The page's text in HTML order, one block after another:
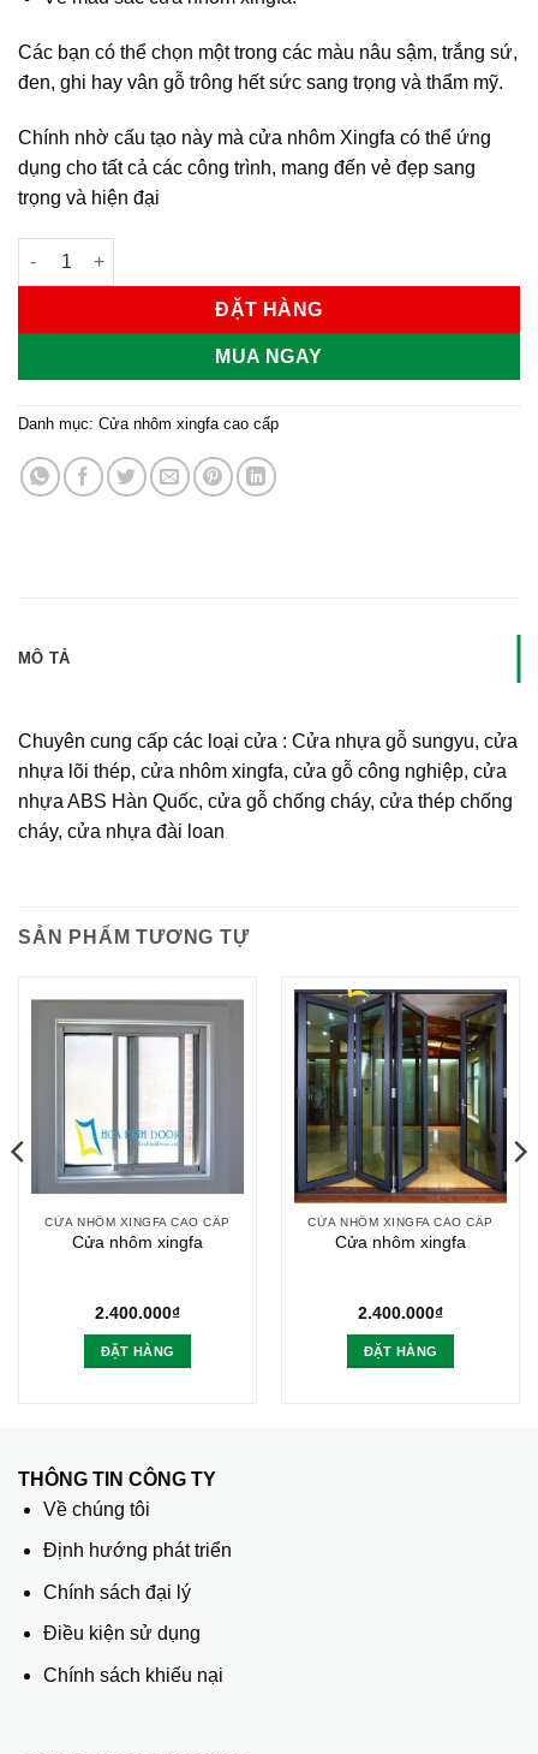
Các bạn có thể chọn một trong các màu nâu sậm, trắng sứ,
đen, ghi hay vân gỗ trông hết sức sang trọng và thẩm mỹ.
Chính nhờ cấu tạo này mà cửa nhôm Xingfa có thể ứng
dụng cho tất cả các công trình, mang đến vẻ đẹp sang
trọng và hiện đại
Cửa nhôm xingfa số lượng
ĐẶT HÀNG
MUA NGAY
Danh mục: Cửa nhôm xingfa cao cấp
MÔ TẢ
Chuyên cung cấp các loại cửa : Cửa nhựa gỗ sungyu, cửa
nhựa lõi thép, cửa nhôm xingfa, cửa gỗ công nghiệp, cửa
nhựa ABS Hàn Quốc, cửa gỗ chống cháy, cửa thép chống
cháy, cửa nhựa đài loan
SẢN PHẨM TƯƠNG TỰ
CỬA NHÔM XINGFA CAO CẤP
Cửa nhôm xingfa
2.400.000₫
ĐẶT HÀNG
CỬA NHÔM XINGFA CAO CẤP
Cửa nhôm xingfa
2.400.000₫
ĐẶT HÀNG
THÔNG TIN CÔNG TY
Về chúng tôi
Định hướng phát triển
Chính sách đại lý
Điều kiện sử dụng
Chính sách khiếu nại